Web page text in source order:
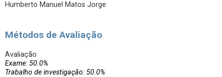
Humberto Manuel Matos Jorge
Métodos de Avaliação
Avaliação
Exame: 50.0%
Trabalho de investigação: 50.0%